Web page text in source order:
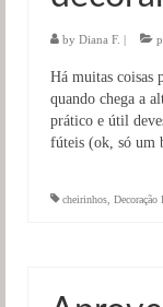
by Diana F. |
Há muitas coisas
quando chega a
prático e útil
fúteis (ok, só um
cheirinhos Decoração